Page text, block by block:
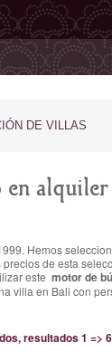
DE VILLAS
alquiler
Hemos
precios de esta
este motor de
villa en Bali con
resultados 1 =>